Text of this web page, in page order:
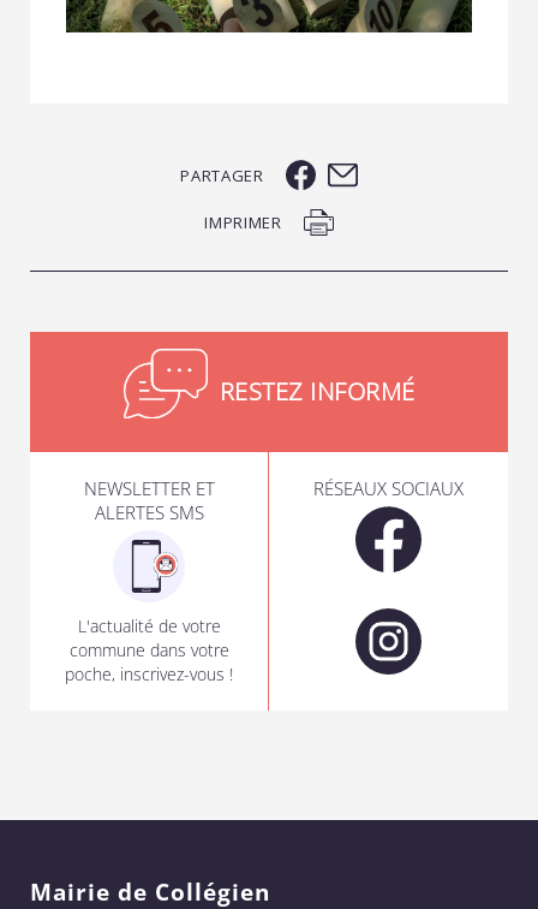
PARTAGER
IMPRIMER
RESTEZ INFORMÉ
NEWSLETTER ET
ALERTES SMS
L'actualité de votre
commune dans votre
poche, inscrivez-vous !
RÉSEAUX SOCIAUX
Mairie de Collégien